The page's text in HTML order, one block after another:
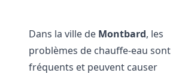
Dans la ville de Montbard, les
problèmes de chauffe-eau sont
fréquents et peuvent causer